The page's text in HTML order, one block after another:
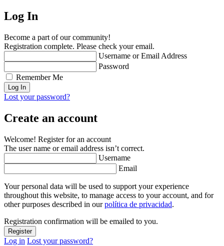
Log In
Become a part of our community!
Registration complete. Please check your email.
Username or Email Address
Password
Remember Me
Lost your password?
Create an account
Welcome! Register for an account
The user name or email address isn’t correct.
Username
Email
Your personal data will be used to support your experience
throughout this website, to manage access to your account, and for
other purposes described in ourpolítica de privacidad.
Registration confirmation will be emailed to you.
Log in Lost your password?